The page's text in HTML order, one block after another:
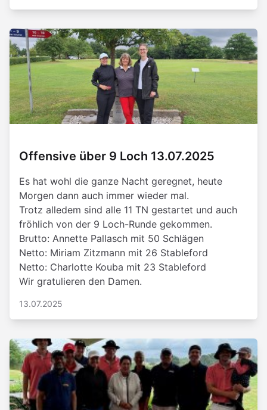
Offensive über 9 Loch 13.07.2025
Es hat wohl die ganze Nacht geregnet, heute
Morgen dann auch immer wieder mal.
Trotz alledem sind alle 11 TN gestartet und auch
fröhlich von der 9 Loch-Runde gekommen.
Brutto: Annette Pallasch mit 50 Schlägen
Netto: Miriam Zitzmann mit 26 Stableford
Netto: Charlotte Kouba mit 23 Stableford
Wir gratulieren den Damen.
13.07.2025